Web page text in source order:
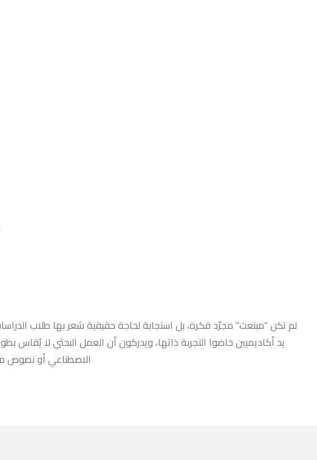
لم تكن “مبتعث” مجرّد فكرة، بل استجابة لحاجة حقيقية شعر بها طلاب
يد أكاديميين خاضوا التجربة ذاتها، ويدركون أن العمل البحثي لا
الاصطناعي أو نصوص